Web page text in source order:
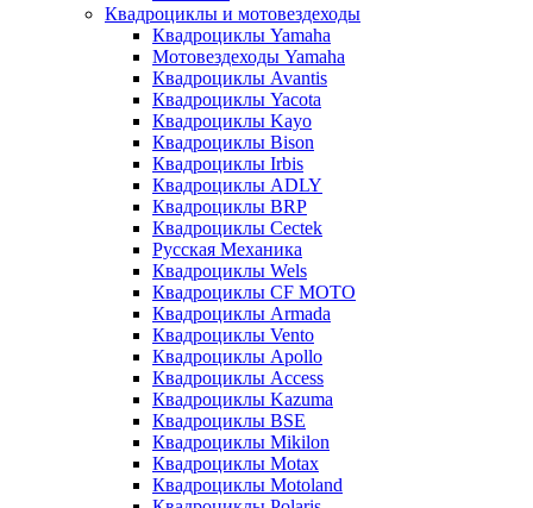
Квадроциклы и мотовездеходы
Квадроциклы Yamaha
Мотовездеходы Yamaha
Квадроциклы Avantis
Квадроциклы Yacota
Квадроциклы Kayo
Квадроциклы Bison
Квадроциклы Irbis
Квадроциклы ADLY
Квадроциклы BRP
Квадроциклы Cectek
Русская Механика
Квадроциклы Wels
Квадроциклы CF MOTO
Квадроциклы Armada
Квадроциклы Vento
Квадроциклы Apollo
Квадроциклы Access
Квадроциклы Kazuma
Квадроциклы BSE
Квадроциклы Mikilon
Квадроциклы Motax
Квадроциклы Motoland